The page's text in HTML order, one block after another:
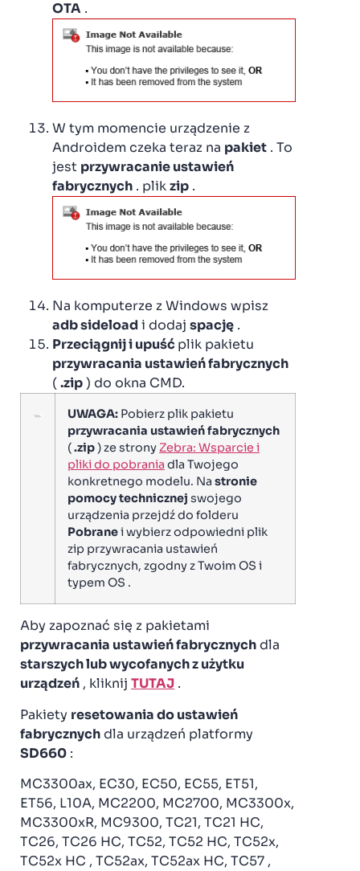
OTA .
W tym momencie urządzenie z
Androidem czeka teraz na pakiet . To
jest przywracanie ustawień
fabrycznych . plikzip .
Na komputerze z Windows wpisz
adb sideload i dodaj spację .
Przeciągnij i upuśćplik pakietu
przywracania ustawień fabrycznych
(.zip) do okna CMD.
UWAGA: Pobierz plik pakietu
przywracania ustawień fabrycznych
(.zip) ze strony Zebra: Wsparcie i
pliki do pobrania dla Twojego
konkretnego modelu. Na stronie
pomocy technicznej swojego
urządzenia przejdź do folderu
Pobranei wybierz odpowiedni plik
zip przywracania ustawień
fabrycznych, zgodny z Twoim OS i
typem OS .
Aby zapoznać się z pakietami
przywracania ustawień fabrycznychdla
starszych lub wycofanych z użytku
urządzeń , kliknij TUTAJ .
Pakiety resetowania do ustawień
fabrycznychdla urządzeń platformy
SD660 :
MC3300ax, EC30, EC50, EC55, ET51,
ET56, L10A, MC2200, MC2700, MC3300x,
MC3300xR, MC9300, TC21, TC21 HC,
TC26, TC26 HC, TC52, TC52 HC, TC52x,
TC52x HC , TC52ax, TC52ax HC, TC57 ,